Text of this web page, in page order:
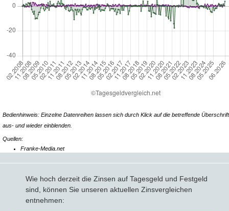
Bedienhinweis: Einzelne Datenreihen lassen sich durch Klick auf die betreffende Überschrift
aus- und wieder einblenden.
Quellen:
Franke-Media.net
Wie hoch derzeit die Zinsen auf Tagesgeld und Festgeld
sind, können Sie unseren aktuellen Zinsvergleichen
entnehmen: